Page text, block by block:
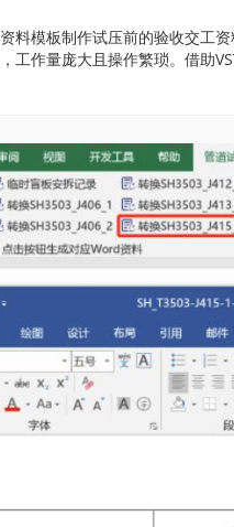
料模板制作试压前的验收交工
工作量庞大且操作繁琐。借助